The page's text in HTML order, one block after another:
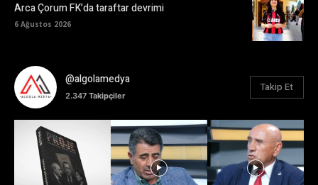
Arca Çorum FK’da taraftar devrimi
6 Ağustos 2026
@algolamedya
2.347 Takipçiler
Takip Et